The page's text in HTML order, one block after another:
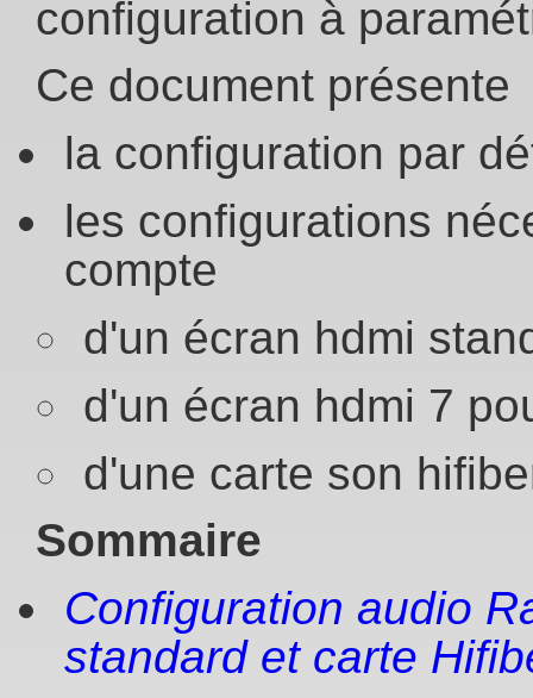
configuration à
Ce document présente
la configuration par
les configurations
compte
d'un écran hdmi
d'un écran hdmi 7
d'une carte son
Sommaire
Configuration audio
standard et carte